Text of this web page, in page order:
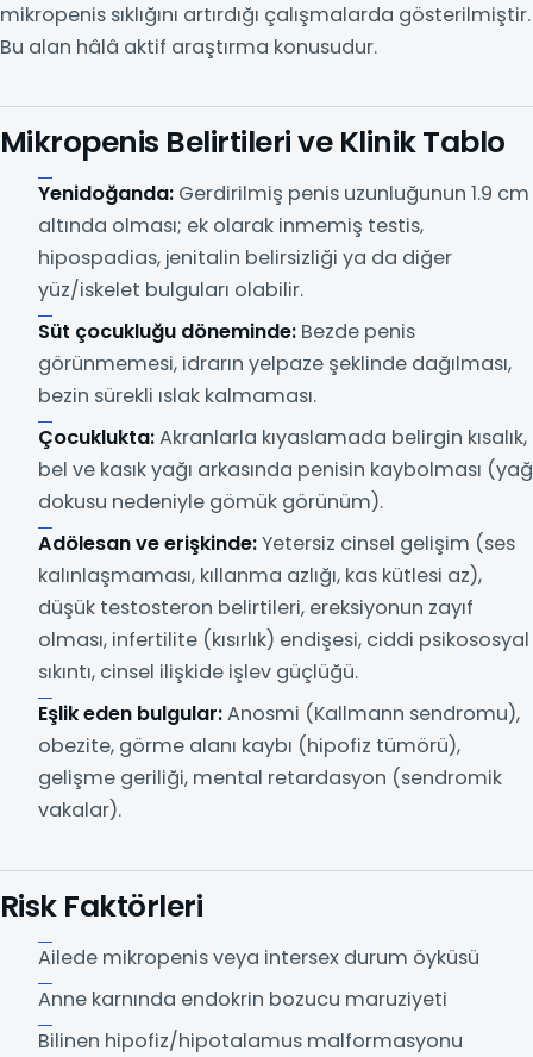
mikropenis sıklığını artırdığı çalışmalarda gösterilmiştir.
Bu alan hâlâ aktif araştırma konusudur.
Mikropenis Belirtileri ve Klinik Tablo
Yenidoğanda: Gerdirilmiş penis uzunluğunun 1.9 cm
altında olması; ek olarak inmemiş testis,
hipospadias, jenitalin belirsizliği ya da diğer
yüz/iskelet bulguları olabilir.
Süt çocukluğu döneminde: Bezde penis
görünmemesi, idrarın yelpaze şeklinde dağılması,
bezin sürekli ıslak kalmaması.
Çocuklukta:Akranlarla kıyaslamada belirgin kısalık,
bel ve kasık yağı arkasında penisin kaybolması (yağ
dokusu nedeniyle gömük görünüm).
Adölesan ve erişkinde:Yetersiz cinsel gelişim (ses
kalınlaşmaması, kıllanma azlığı, kas kütlesi az),
düşük testosteron belirtileri, ereksiyonun zayıf
olması, infertilite (kısırlık) endişesi, ciddi psikososyal
sıkıntı, cinsel ilişkide işlev güçlüğü.
Eşlik eden bulgular:Anosmi (Kallmann sendromu),
obezite, görme alanı kaybı (hipofiz tümörü),
gelişme geriliği, mental retardasyon (sendromik
vakalar).
Risk Faktörleri
Ailede mikropenis veya intersex durum öyküsü
Anne karnında endokrin bozucu maruziyeti
Bilinen hipofiz/hipotalamus malformasyonu